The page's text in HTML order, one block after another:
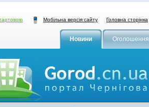
Мобільна версія сайту Головна сторінка
Новини Оголошення